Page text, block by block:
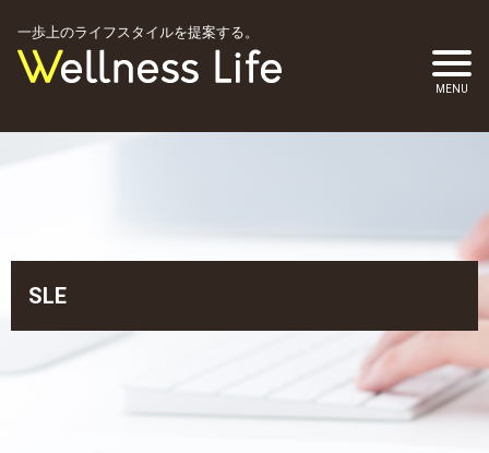
一歩上のライフスタイルを提案する。
SLE